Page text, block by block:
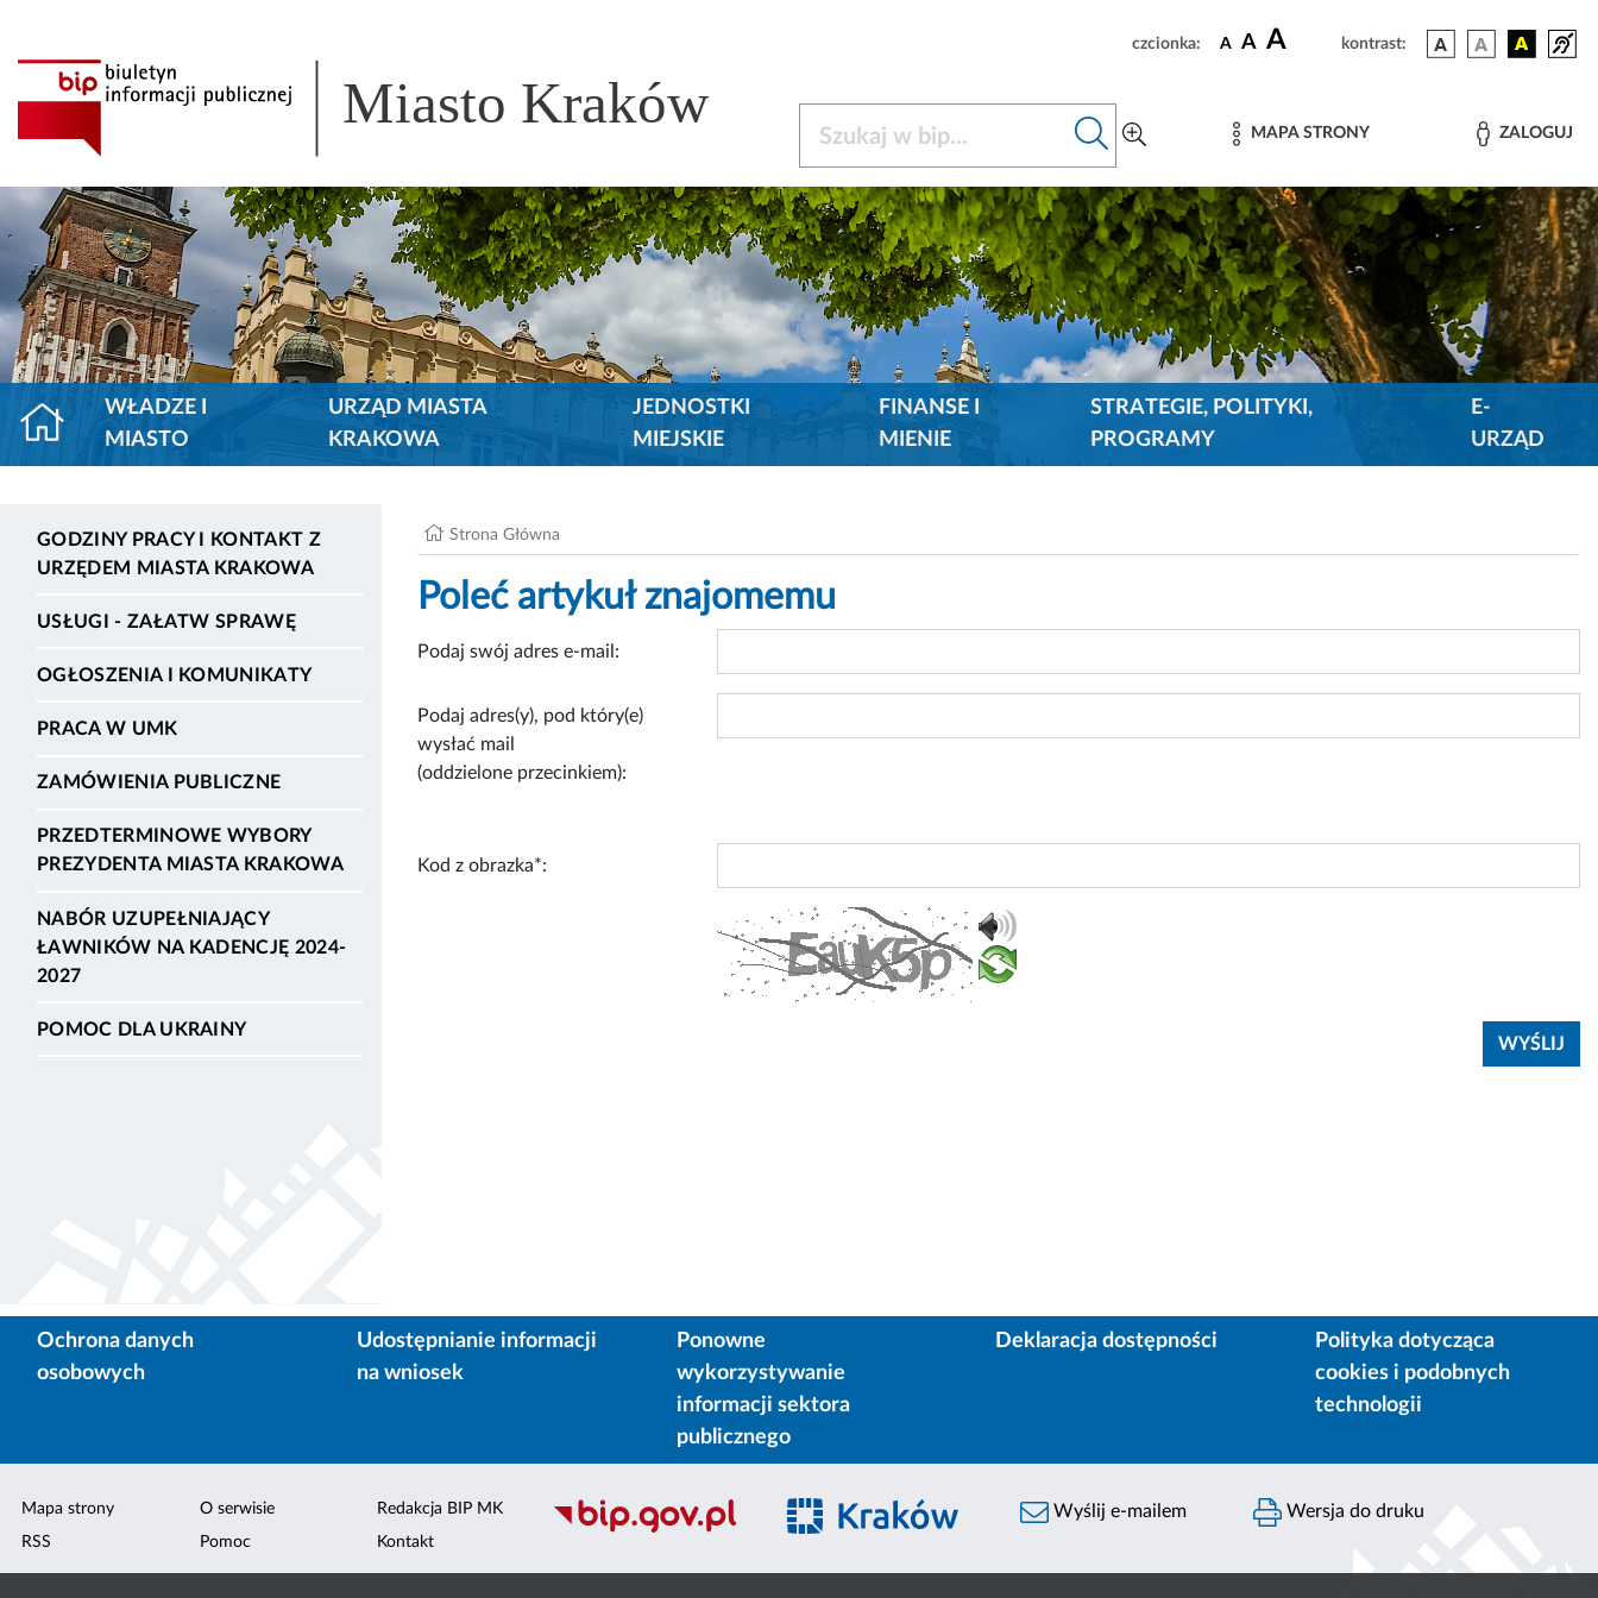
czcionka: A A A kontrast:
Miasto Kraków MAPA STRONY ZALOGUJ
WŁADZE I
MIASTO
URZĄD MIASTA
KRAKOWA
JEDNOSTKI
MIEJSKIE
FINANSE I
MIENIE
STRATEGIE, POLITYKI,
PROGRAMY
E-
URZĄD
GODZINY PRACY I KONTAKT Z
URZĘDEM MIASTA KRAKOWA
USŁUGI - ZAŁATW SPRAWĘ
OGŁOSZENIA I KOMUNIKATY
PRACA W UMK
ZAMÓWIENIA PUBLICZNE
PRZEDTERMINOWE WYBORY
PREZYDENTA MIASTA KRAKOWA
NABÓR UZUPEŁNIAJĄCY
ŁAWNIKÓW NA KADENCJĘ 2024-
2027
POMOC DLA UKRAINY
Strona Główna
Poleć artykuł znajomemu
Podaj swój adres e-mail:
Podaj adres(y), pod który(e)
wysłać mail
(oddzielone przecinkiem):
Kod z obrazka*:
Ochrona danych
osobowych
Udostępnianie informacji
na wniosek
Ponowne
wykorzystywanie
informacji sektora
publicznego
Deklaracja dostępności
Polityka dotycząca
cookies i podobnych
technologii
Mapa strony
RSS
O serwisie
Pomoc
Redakcja BIP MK
Kontakt
Wyślij e-mailem Wersja do druku